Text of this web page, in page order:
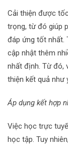
Cải thiện được
trọng, từ đó giúp
đáp ứng tốt nhất.
cập nhật thêm
nhất định. Từ đó,
thiện kết quả như
Áp dụng kết hợp
Việc học trực
học tập. Tuy